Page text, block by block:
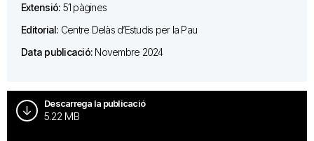
Extensió: 51 pàgines
Editorial: Centre Delàs d’Estudis per la Pau
Data publicació: Novembre 2024
Descarrega la publicació
5.22 MB